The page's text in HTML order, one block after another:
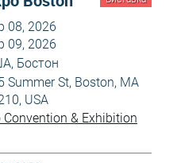
08, 2026
09, 2026
Бостон
Summer St, Boston, MA
USA
& Exhibition